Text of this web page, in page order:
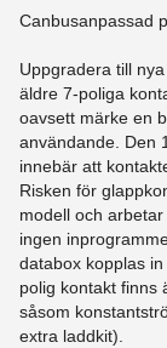
Canbusanpassad
Uppgradera till
äldre 7-poliga
oavsett märke en
användande. Den
innebär att
Risken för
modell och
ingen
databox kopplas
polig kontakt finns
såsom
extra laddkit).